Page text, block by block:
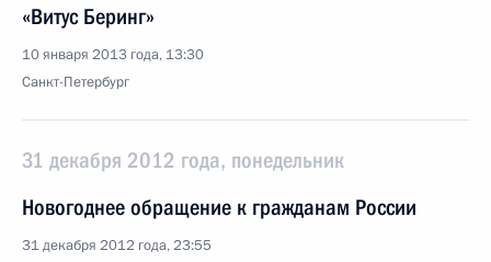
«Витус Беринг»
10 января 2013 года, 13:30
Санкт-Петербург
31 декабря 2012 года, понедельник
Новогоднее обращение к гражданам России
31 декабря 2012 года, 23:55